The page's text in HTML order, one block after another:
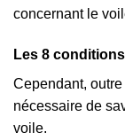
concernant le
Les 8
Cependant,
nécessaire de
voile.